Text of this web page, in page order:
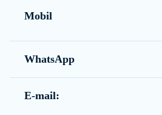
Mobil
WhatsApp
E-mail: